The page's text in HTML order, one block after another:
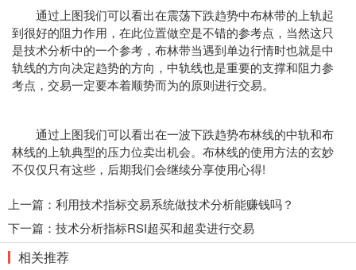
通过上图我们可以看出在震荡下跌趋势中布林带的上轨起
到很好的阻力作用，在此位置做空是不错的参考点，当然这只
是技术分析中的一个参考，布林带当遇到单边行情时也就是中
轨线的方向决定趋势的方向，中轨线也是重要的支撑和阻力参
考点，交易一定要本着顺势而为的原则进行交易。
通过上图我们可以看出在一波下跌趋势布林线的中轨和布
林线的上轨典型的压力位卖出机会。布林线的使用方法的玄妙
不仅仅只有这些，后期我们会继续分享使用心得!
上一篇： 利用技术指标交易系统做技术分析能赚钱吗？
下一篇： 技术分析指标RSI超买和超卖进行交易
相关推荐